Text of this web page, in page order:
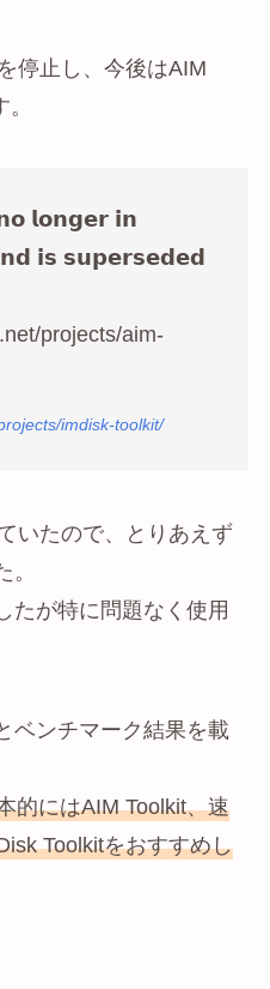
停止し、今後はAIM
𝗹𝗼𝗻𝗴𝗲𝗿 𝗶𝗻
𝗶𝘀 𝘀𝘂𝗽𝗲𝗿𝘀𝗲𝗱𝗲𝗱
projects/aim-
imdisk-toolkit/
いたので、とりあえず
たが特に問題なく使用
ベンチマーク結果を載
的にはAIM Toolkit、速
Toolkitをおすすめし